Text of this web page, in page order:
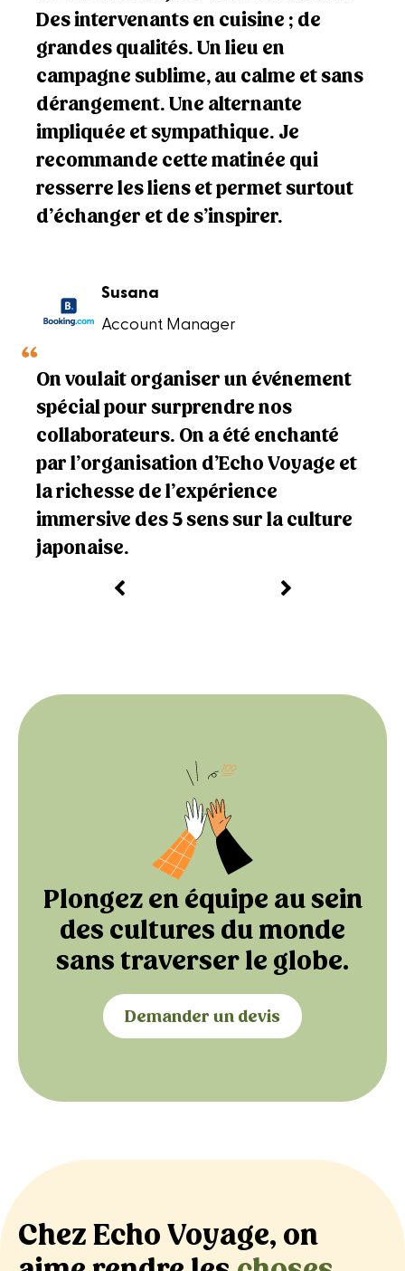
Des intervenants en cuisine ; de
grandes qualités. Un lieu en
campagne sublime, au calme et sans
dérangement. Une alternante
impliquée et sympathique. Je
recommande cette matinée qui
resserre les liens et permet surtout
d’échanger et de s’inspirer.
Susana
Account Manager
On voulait organiser un événement
spécial pour surprendre nos
collaborateurs. On a été enchanté
par l’organisation d’Echo Voyage et
la richesse de l’expérience
immersive des 5 sens sur la culture
japonaise.
Plongez en équipe au sein
des cultures du monde
sans traverser le globe.
Demander un devis
Chez Echo Voyage, on